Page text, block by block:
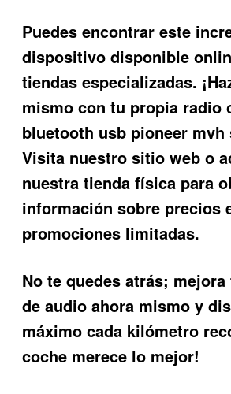
Puedes encontrar este
dispositivo disponible
tiendas especializadas.
mismo con tu propia radio
bluetooth usb pioneer mvh
Visita nuestro sitio web o
nuestra tienda física para
información sobre precios
promociones limitadas.
No te quedes atrás;
de audio ahora mismo y
máximo cada kilómetro
coche merece lo mejor!